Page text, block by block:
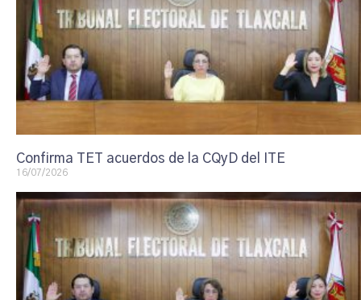
Confirma TET acuerdos de la CQyD del ITE
16/07/2026